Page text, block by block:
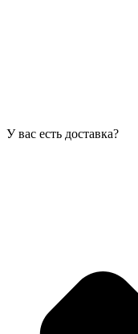
У вас есть доставка?